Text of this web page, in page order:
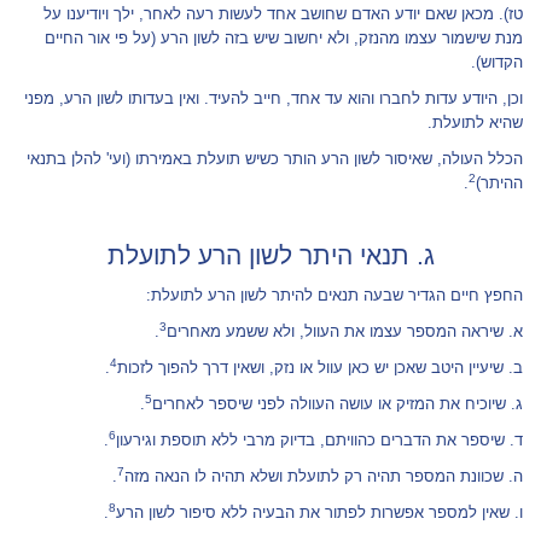
טז). מכאן שאם יודע האדם שחושב אחד לעשות רעה לאחר, ילך ויודיענו על
מנת שישמור עצמו מהנזק, ולא יחשוב שיש בזה לשון הרע (על פי אור החיים
הקדוש).
וכן, היודע עדות לחברו והוא עד אחד, חייב להעיד. ואין בעדותו לשון הרע, מפני
שהיא לתועלת.
הכלל העולה, שאיסור לשון הרע הותר כשיש תועלת באמירתו (ועי' להלן בתנאי
ההיתר)2
.
ג. תנאי היתר לשון הרע לתועלת
החפץ חיים הגדיר שבעה תנאים להיתר לשון הרע לתועלת:
א. שיראה המספר עצמו את העוול, ולא ששמע מאחרים3
.
ב. שיעיין היטב שאכן יש כאן עוול או נזק, ושאין דרך להפוך לזכות4
.
ג. שיוכיח את המזיק או עושה העוולה לפני שיספר לאחרים5
.
ד. שיספר את הדברים כהוויתם, בדיוק מרבי ללא תוספת וגירעון6
.
ה. שכוונת המספר תהיה רק לתועלת ושלא תהיה לו הנאה מזה7
.
ו. שאין למספר אפשרות לפתור את הבעיה ללא סיפור לשון הרע8
.